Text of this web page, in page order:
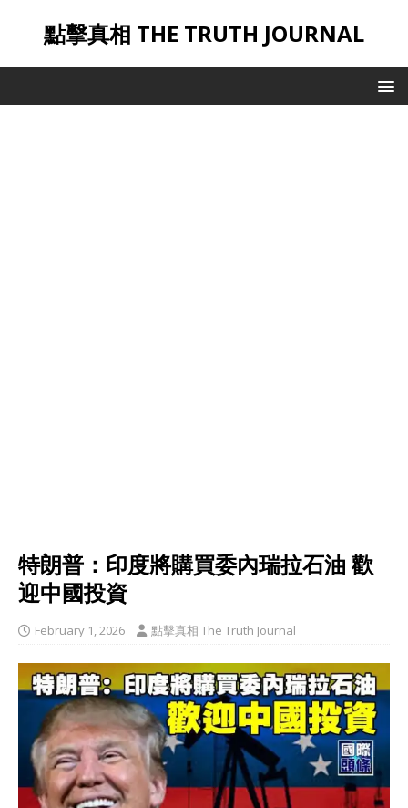
點擊真相 THE TRUTH JOURNAL
特朗普：印度將購買委內瑞拉石油 歡
迎中國投資
February 1, 2026 點擊真相 The Truth Journal